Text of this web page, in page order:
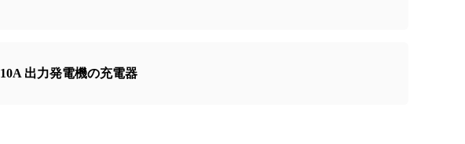
10A 出力発電機の充電器